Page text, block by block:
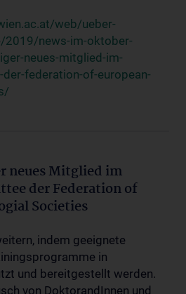
web/ueber-
news-im-oktober-
neues-mitglied-im-
federation-of-european-
neues Mitglied im
der Federation of
Societies
indem geeignete
in
und bereitgestellt werden.
von DoktorandInnen und